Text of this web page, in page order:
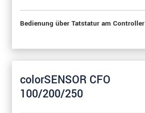
Bedienung über Tatstatur am Controller
colorSENSOR CFO
100/200/250